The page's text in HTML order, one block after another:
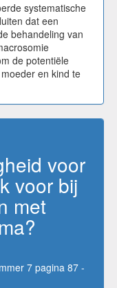
systematische
dat een
behandeling van
de potentiële
en kind te
voor
voor bij
met
7 pagina 87 -